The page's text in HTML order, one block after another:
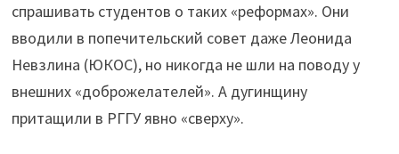
спрашивать студентов о таких «реформах». Они
вводили в попечительский совет даже Леонида
Невзлина (ЮКОС), но никогда не шли на поводу у
внешних «доброжелателей». А дугинщину
притащили в РГГУ явно «сверху».